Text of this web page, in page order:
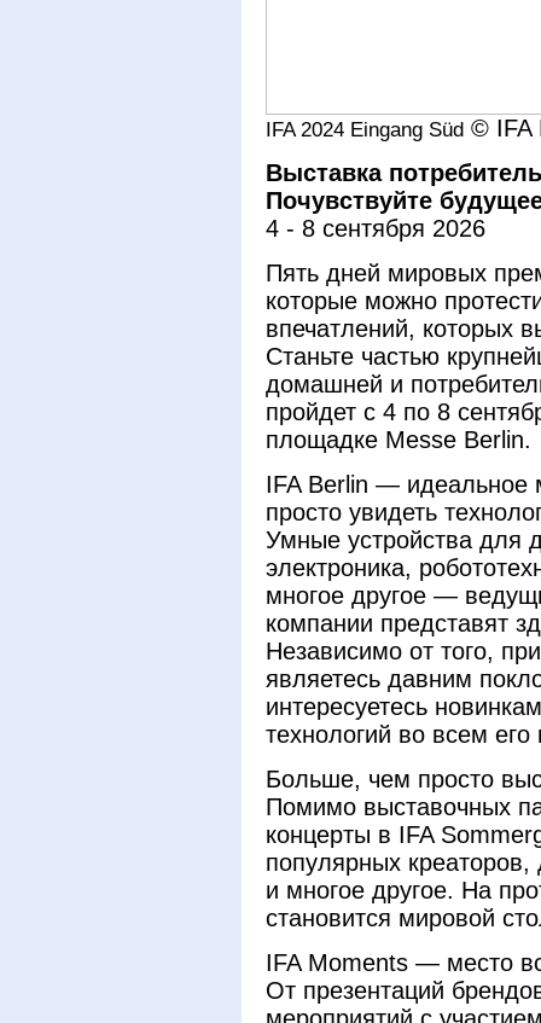
IFA 2024 Eingang Süd © IFA
Выставка
Почувствуйте
4 - 8 сентября 2026
Пять дней мировых
которые можно
впечатлений, которых
Станьте частью
домашней и
пройдет с 4 по 8
площадке Messe Berlin.
IFA Berlin — идеальное
просто увидеть
Умные устройства для
электроника,
многое другое —
компании представят
Независимо от того,
являетесь давним
интересуетесь
технологий во всем его
Больше, чем просто
Помимо выставочных
концерты в IFA
популярных
и многое другое. На
становится мировой
IFA Moments — место
От презентаций